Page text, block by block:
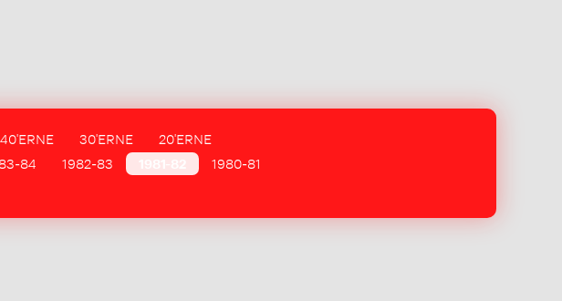
40'ERNE 30'ERNE
20'ERNE
84 1982-83
1980-81